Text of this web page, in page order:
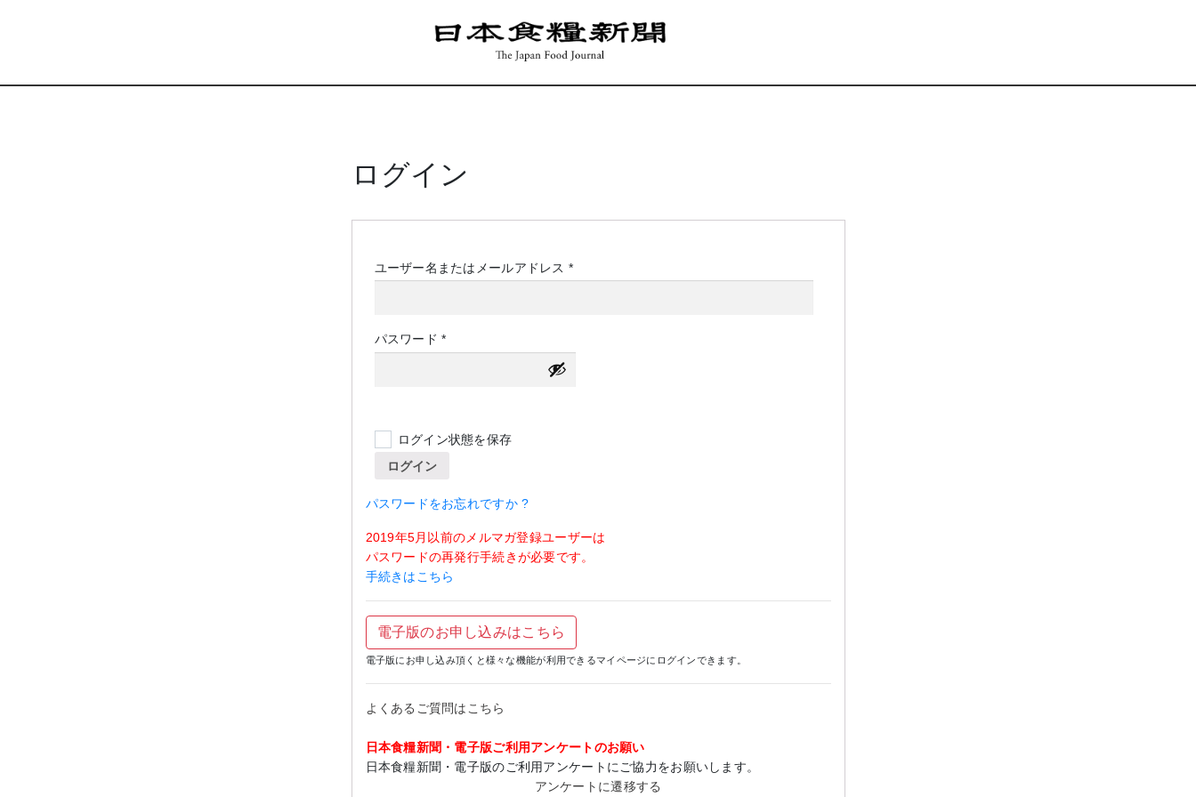
ログイン
ユーザー名またはメールアドレス *必
パスワード*必
須
ログイン状態を保存
ログイン
パスワードをお忘れですか ?
2019年5月以前のメルマガ登録ユーザーは
パスワードの再発行手続きが必要です。
手続きはこちら
電子版のお申し込みはこちら
電子版にお申し込み頂くと様々な機能が利用できるマイページにログインできます。
よくあるご質問はこちら
日本食糧新聞・電子版ご利用アンケートのお願い
日本食糧新聞・電子版のご利用アンケートにご協力をお願いします。
アンケートに遷移する